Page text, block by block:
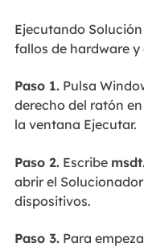
Ejecutando
fallos de hardware
Paso 1.Pulsa
derecho del ratón
la ventana Ejecutar.
Paso 2.Escribe
abrir el
dispositivos.
Paso 3.Para